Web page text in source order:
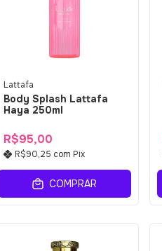
Lattafa
Body Splash Lattafa
Haya 250ml
R$95,00
R$90,25 com Pix
COMPRAR